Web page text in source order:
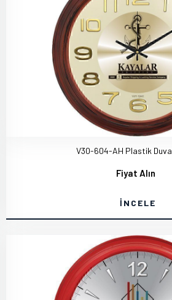
V30-604-AH Plastik
Fiyat Alın
İNCELE